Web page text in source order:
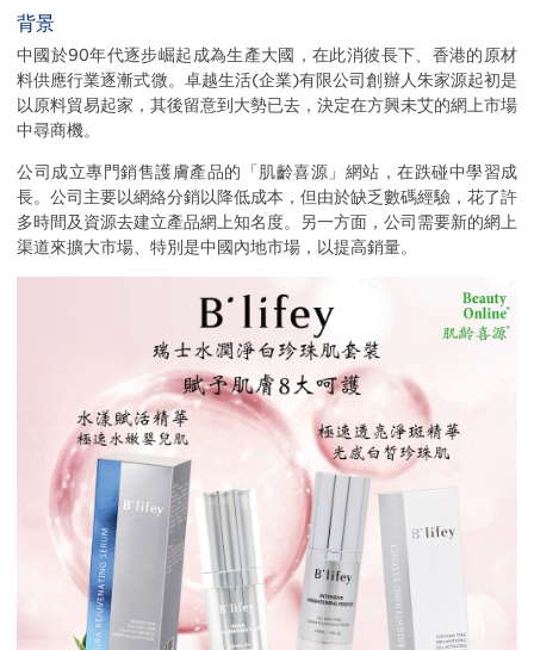
背景
中國於90年代逐步崛起成為生產大國，在此消彼長下、香港的原材
料供應行業逐漸式微。卓越生活(企業)有限公司創辦人朱家源起初是
以原料貿易起家，其後留意到大勢已去，決定在方興未艾的網上市場
中尋商機。
公司成立專門銷售護膚產品的「肌齡喜源」網站，在跌碰中學習成
長。公司主要以網絡分銷以降低成本，但由於缺乏數碼經驗，花了許
多時間及資源去建立產品網上知名度。另一方面，公司需要新的網上
渠道來擴大市場、特別是中國內地市場，以提高銷量。